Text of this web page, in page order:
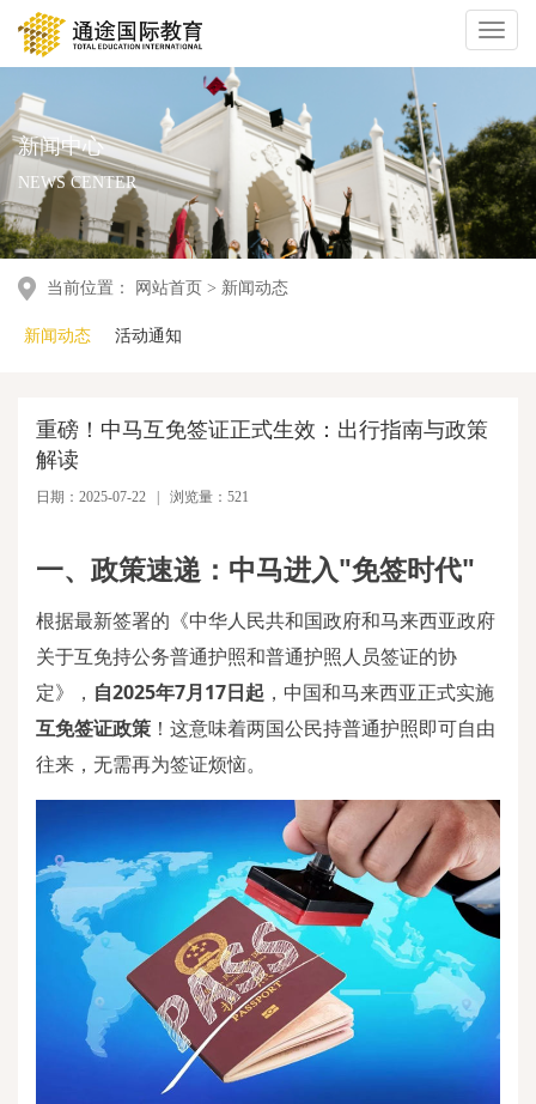
Toggle
新闻中心
NEWS CENTER
当前位置： 网站首页 > 新闻动态
新闻动态 活动通知
重磅！中马互免签证正式生效：出行指南与政策
解读
日期：2025-07-22 | 浏览量：521
一、政策速递：中马进入"免签时代"
根据最新签署的《中华人民共和国政府和马来西亚政府
关于互免持公务普通护照和普通护照人员签证的协
定》， 自2025年7月17日起 ，中国和马来西亚正式实施
互免签证政策 ！这意味着两国公民持普通护照即可自由
往来，无需再为签证烦恼。